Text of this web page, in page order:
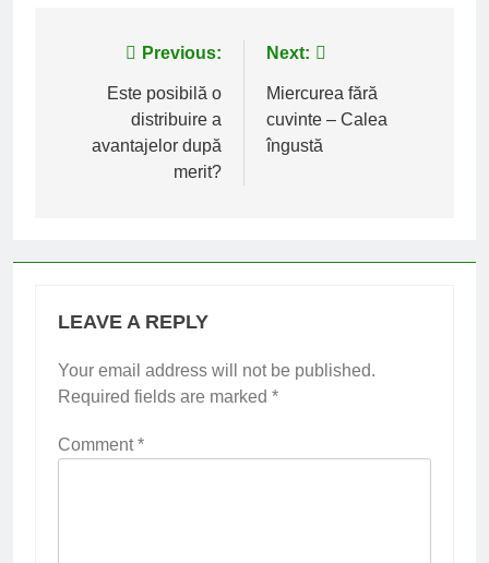
navigation
Previous:
Este posibilă o
distribuire a
avantajelor după
merit?
Next:
Miercurea fără
cuvinte – Calea
îngustă
LEAVE A REPLY
Your email address will not be published.
Required fields are marked *
Comment*